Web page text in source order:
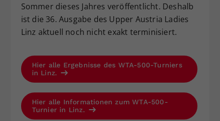
Sommer dieses Jahres veröffentlicht. Deshalb
ist die 36. Ausgabe des Upper Austria Ladies
Linz aktuell noch nicht exakt terminisiert.
Hier alle Ergebnisse des WTA-500-Turniers
in Linz.
Hier alle Informationen zum WTA-500-
Turnier in Linz.